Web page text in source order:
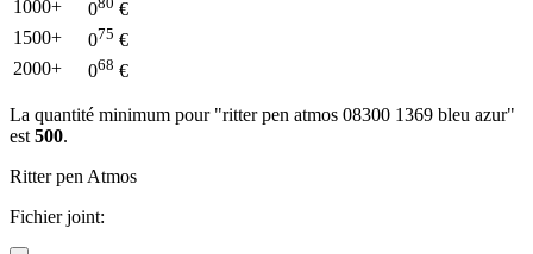
1000+
0
€
1500+
075 €
2000+
068 €
La quantité minimum pour "ritter pen atmos 08300 1369 bleu azur"
est 500.
Ritter pen Atmos
Fichier joint: